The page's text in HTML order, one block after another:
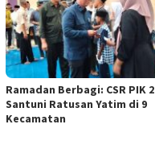
Ramadan Berbagi: CSR PIK 2
Santuni Ratusan Yatim di 9
Kecamatan